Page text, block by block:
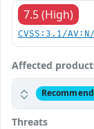
7.5 (High)
CVSS:3.1/
Affected
Threats